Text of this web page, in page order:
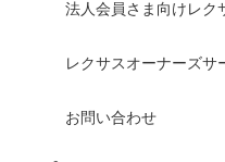
法人会員さま向けレク
レクサスオーナーズサ
お問い合わせ